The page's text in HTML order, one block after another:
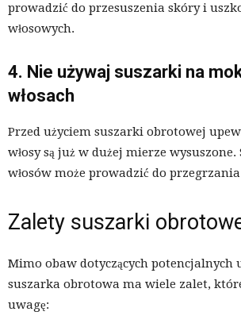
prowadzić do przesuszenia skóry i
włosowych.
4. Nie używaj suszarki na
włosach
Przed użyciem suszarki obrotowej
włosy są już w dużej mierze
włosów może prowadzić do
Zalety suszarki
Mimo obaw dotyczących potencjalnych
suszarka obrotowa ma wiele zalet,
uwagę: